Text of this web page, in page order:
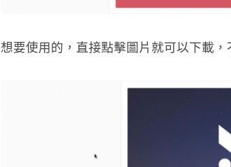
想要使用的，直接點擊圖片就可以下載